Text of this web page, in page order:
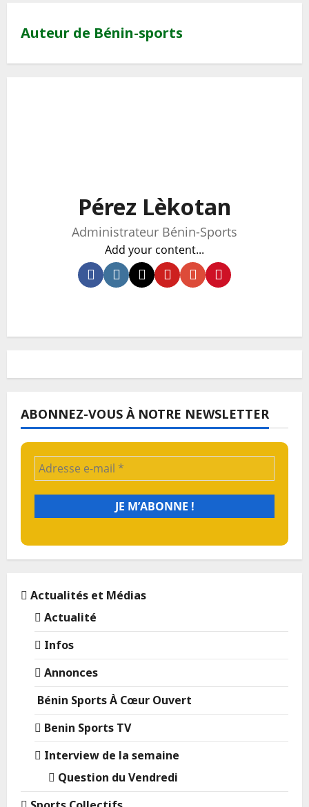
Auteur de Bénin-sports
Pérez Lèkotan
Administrateur Bénin-Sports
Add your content...
ABONNEZ-VOUS À NOTRE NEWSLETTER
Actualités et Médias
Actualité
Infos
Annonces
Bénin Sports À Cœur Ouvert
Benin Sports TV
Interview de la semaine
Question du Vendredi